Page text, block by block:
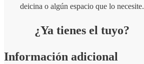
deicina o algún espacio que lo necesite.
¿Ya tienes el tuyo?
Información adicional